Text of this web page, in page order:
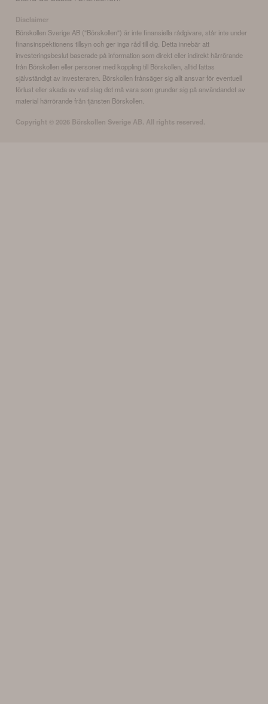
Disclaimer
Börskollen Sverige AB ("Börskollen") är inte finansiella rådgivare, står inte under
finansinspektionens tillsyn och ger inga råd till dig. Detta innebär att
investeringsbeslut baserade på information som direkt eller indirekt härrörande
från Börskollen eller personer med koppling till Börskollen, alltid fattas
självständigt av investeraren. Börskollen frånsäger sig allt ansvar för eventuell
förlust eller skada av vad slag det må vara som grundar sig på användandet av
material härrörande från tjänsten Börskollen.
Copyright © 2026 Börskollen Sverige AB. All rights reserved.